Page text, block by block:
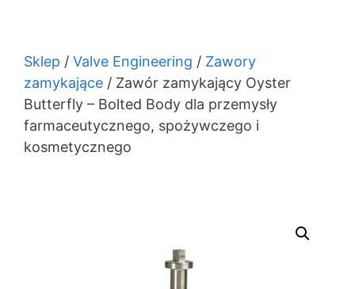
Sklep / Valve Engineering / Zawory
zamykające / Zawór zamykający Oyster
Butterfly – Bolted Body dla przemysły
farmaceutycznego, spożywczego i
kosmetycznego